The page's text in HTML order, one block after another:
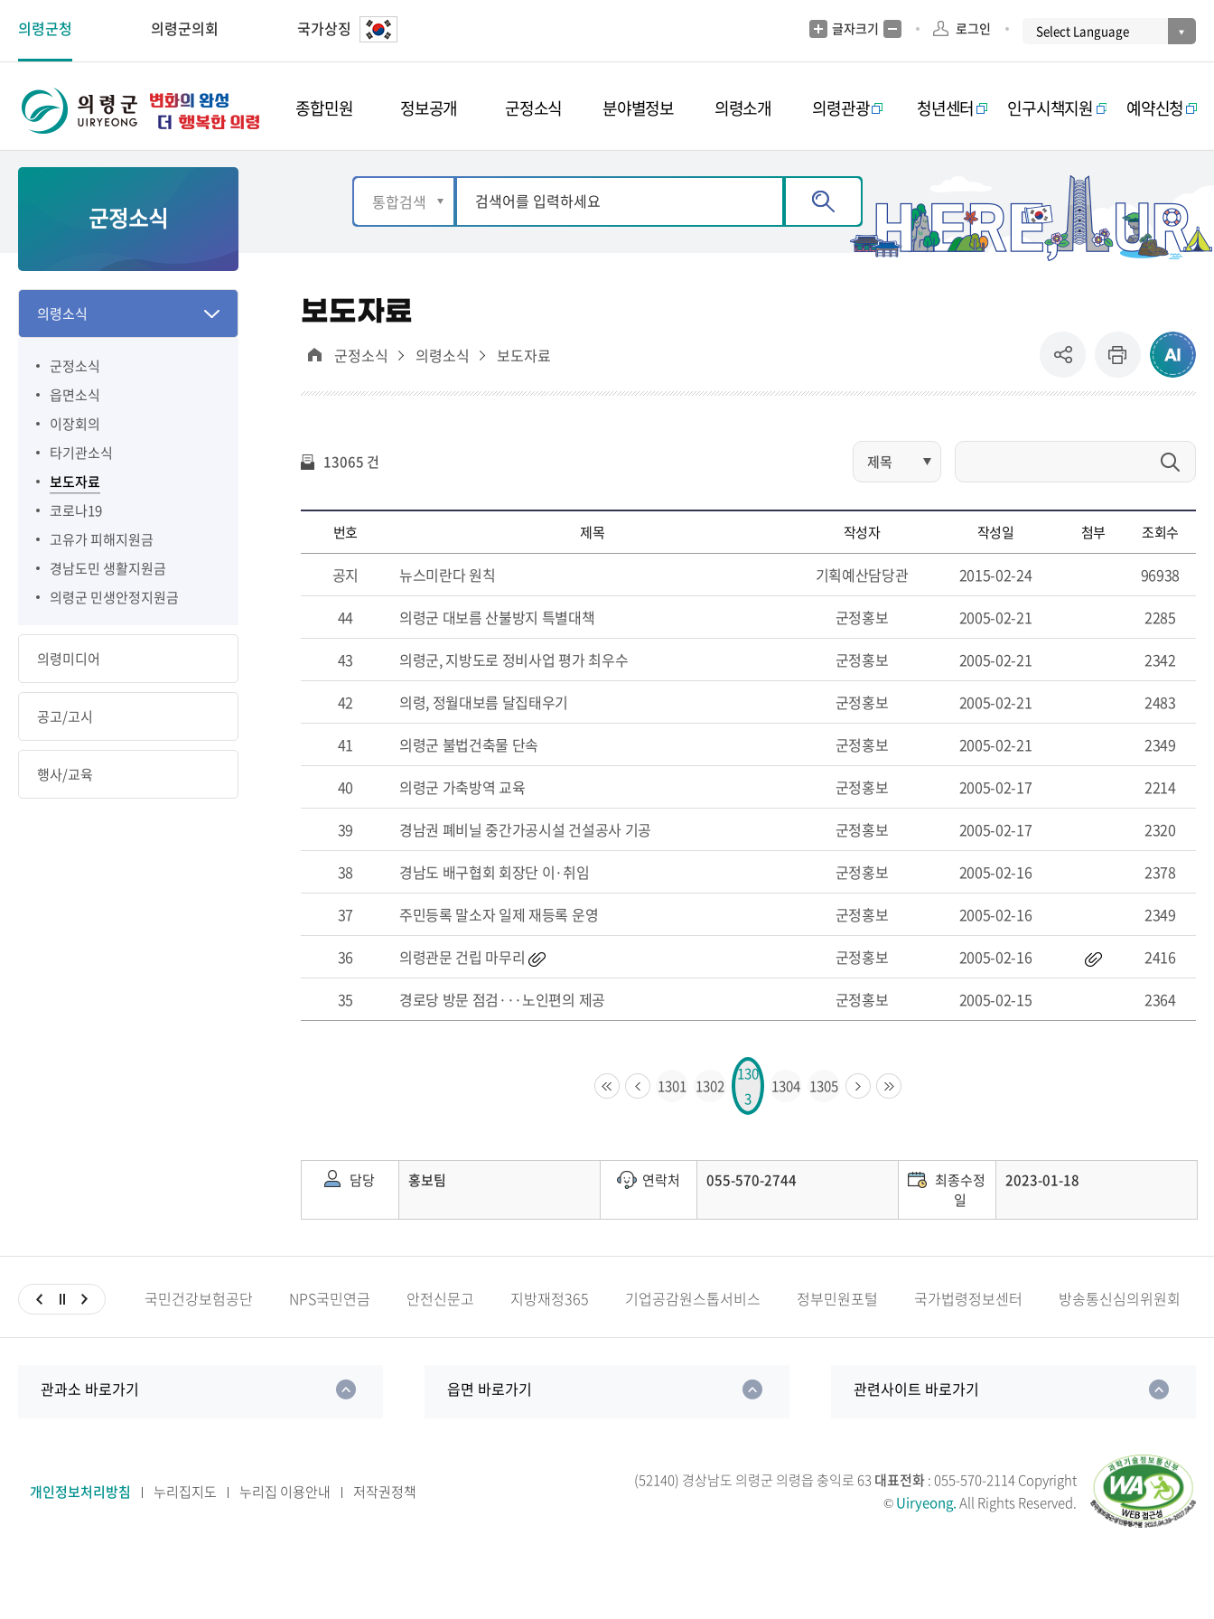
의령군청 의령군의회 국가상징 글자크기 로그인
종합민원 정보공개 군정소식 분야별정보 의령소개 의령관광 청년센터 인구시책지원 예약신청
군정소식
의령소식
군정소식
읍면소식
이장회의
타기관소식
보도자료
코로나19
고유가 피해지원금
경남도민 생활지원금
의령군 민생안정지원금
의령미디어
공고/고시
행사/교육
보도자료
군정소식 의령소식 보도자료
13065 건
번호 제목 작성자 작성일 첨부 조회수
공지 뉴스미란다 원칙 기획예산담당관 2015-02-24
96938
44
의령군 대보름 산불방지 특별대책 군정홍보 2005-02-21
2285
43
의령군, 지방도로 정비사업 평가 최우수 군정홍보 2005-02-21
2342
42
의령, 정월대보름 달집태우기 군정홍보 2005-02-21
2483
41
의령군 불법건축물 단속 군정홍보 2005-02-21
2349
40
의령군 가축방역 교육 군정홍보 2005-02-17
2214
39
경남권 폐비닐 중간가공시설 건설공사 기공 군정홍보 2005-02-17
2320
38
경남도 배구협회 회장단 이·취임 군정홍보 2005-02-16
2378
37
주민등록 말소자 일제 재등록 운영 군정홍보 2005-02-16
2349
36
의령관문 건립 마무리 군정홍보 2005-02-16
2416
35
경로당 방문 점검···노인편의 제공 군정홍보 2005-02-15 2364
1301 1302
130
3
1304 1305
담당 홍보팀 연락처 055-570-2744
최종수정
일
2023-01-18
국민건강보험공단 NPS국민연금 안전신문고 지방재정365 기업공감원스톱서비스 정부민원포털 국가법령정보센터 방송통신심의위원회
관과소 바로가기 읍면 바로가기 관련사이트 바로가기
개인정보처리방침 누리집지도 누리집 이용안내 저작권정책
(52140) 경상남도 의령군 의령읍 충익로 63 대표전화: 055-570-2114Copyright
©Uiryeong.All Rights Reserved.